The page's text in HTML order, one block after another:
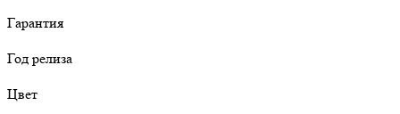
Гарантия
Год релиза
Цвет